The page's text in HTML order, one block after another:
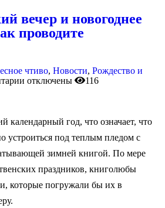
вечер и новогоднее
проводите
чтиво, Новости, Рождество и
отключены 116
календарный год, что означает, что
устроиться под теплым пледом с
зимней книгой. По мере
праздников, книголюбы
которые погружали бы их в